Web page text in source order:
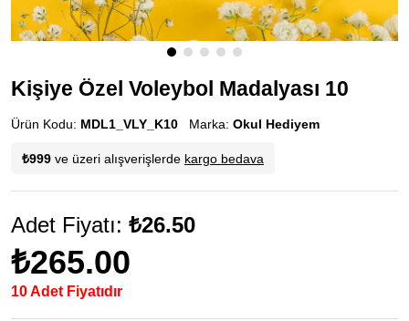
Kişiye Özel Voleybol Madalyası 10
Ürün Kodu: MDL1_VLY_K10 Marka: Okul Hediyem
₺999 ve üzeri alışverişlerde kargo bedava
Adet Fiyatı: ₺26.50
₺265.00
10 Adet Fiyatıdır